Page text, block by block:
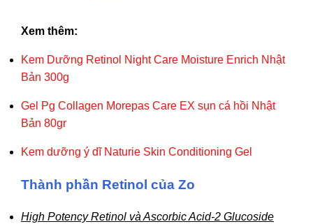
Xem thêm:
Kem Dưỡng Retinol Night Care Moisture Enrich Nhật
Bản 300g
Gel Pg Collagen Morepas Care EX sụn cá hồi Nhật
Bản 80gr
Kem dưỡng ý dĩ Naturie Skin Conditioning Gel
Thành phần Retinol của Zo
High Potency Retinol và Ascorbic Acid-2 Glucoside